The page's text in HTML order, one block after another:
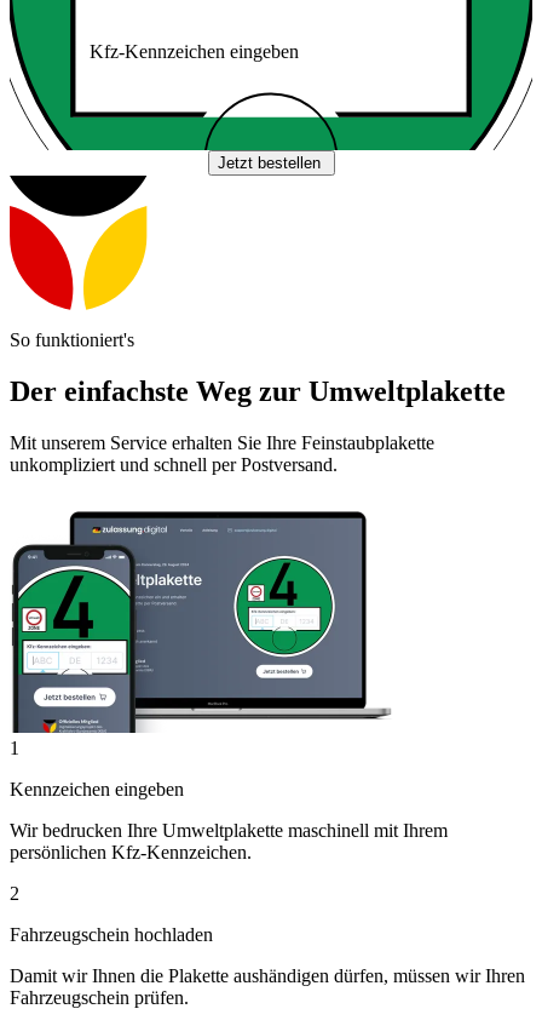
Kfz-Kennzeichen eingeben
Jetzt bestellen
So funktioniert's
Der einfachste Weg zur Umweltplakette
Mit unserem Service erhalten Sie Ihre Feinstaubplakette
unkompliziert und schnell per Postversand.
1
Kennzeichen eingeben
Wir bedrucken Ihre Umweltplakette maschinell mit Ihrem
persönlichen Kfz-Kennzeichen.
2
Fahrzeugschein hochladen
Damit wir Ihnen die Plakette aushändigen dürfen, müssen wir Ihren
Fahrzeugschein prüfen.